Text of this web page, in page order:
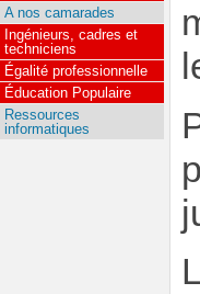
A nos camarades
Ingénieurs, cadres et
techniciens
Égalité professionnelle
Éducation Populaire
Ressources
informatiques